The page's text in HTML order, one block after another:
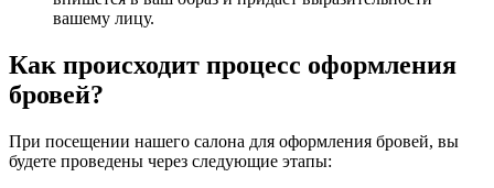
вашему лицу.
Как происходит процесс оформления
бровей?
При посещении нашего салона для оформления бровей, вы
будете проведены через следующие этапы: